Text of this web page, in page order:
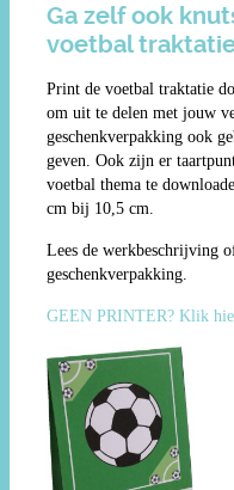
Ga zelf ook
voetbal
Print de voetbal traktatie
om uit te delen met jouw
geschenkverpakking ook
geven. Ook zijn er
voetbal thema te
cm bij 10,5 cm.
Lees de werkbeschrijving
geschenkverpakking.
GEEN PRINTER? Klik